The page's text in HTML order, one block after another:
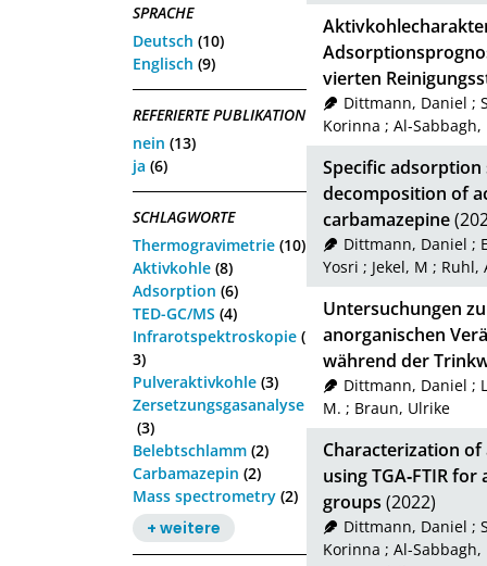
SPRACHE
Deutsch (10)
Englisch (9)
REFERIERTE PUBLIKATION
nein (13)
ja (6)
SCHLAGWORTE
Thermogravimetrie (10)
Aktivkohle (8)
Adsorption (6)
TED-GC/MS (4)
Infrarotspektroskopie (
3)
Pulveraktivkohle (3)
Zersetzungsgasanalyse
(3)
Belebtschlamm (2)
Carbamazepin (2)
Mass spectrometry (2)
+ weitere
vierten
Dittmann, Daniel ;
Korinna ; Al-
Specific
decomposition of
carbamazepine
Dittmann, Daniel ;
Yosri ; Jekel, M ; Ruhl,
Untersuchungen
anorganischen
während der
Dittmann, Daniel ;
M. ; Braun, Ulrike
Characterization
using TGA‑FTIR
groups (2022)
Dittmann, Daniel ;
Korinna ; Al-